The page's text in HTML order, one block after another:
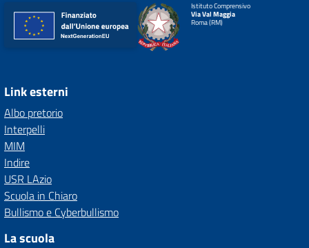
Istituto Comprensivo
Via Val Maggia
Roma (RM)
Link esterni
Albo pretorio
Interpelli
MIM
Indire
USR LAzio
Scuola in Chiaro
Bullismo e Cyberbullismo
La scuola